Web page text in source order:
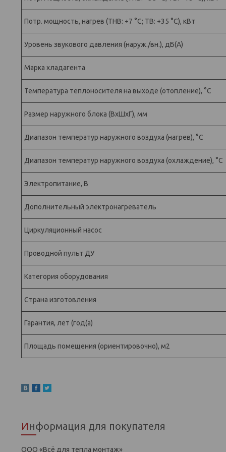
Потр. мощность, нагрев (ТНВ: +7 °С; ТВ: +35 °С), кВт
Уровень звукового давления (наруж./вн.), дБ(А)
Марка хладагента
Температура теплоносителя на выходе (отопление), °С
Размер наружного блока (ВхШхГ), мм
Диапазон температур наружного воздуха (нагрев), °С
Диапазон температур наружного воздуха (охлаждение), °С
Электропитание, В
Дополнительный электронагреватель
Циркуляционный насос
Проводной пульт ДУ
Категория оборудования
Страна изготовления
Гарантия, лет (год(а)
Площадь помещения (ориентировочно), м2
Информация для покупателя
ООО «Всё для тепла монтаж»